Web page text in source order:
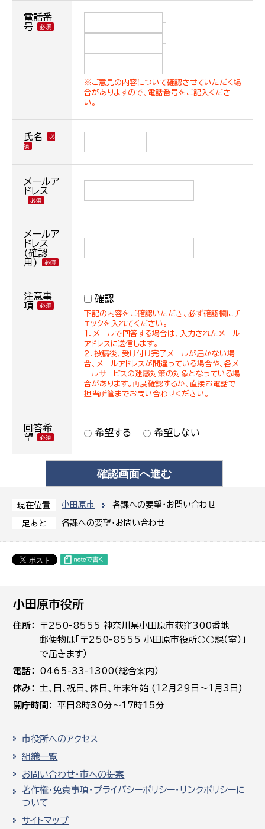
現在位置 小田原市 各課への要望・お問い合わせ
足あと 各課への要望・お問い合わせ
電話番
号
-
-
※ご意見の内容について確認させていただく場
合がありますので、電話番号をご記入くださ
い。
氏名
メールア
ドレス
メールア
ドレス
(確認
用)
注意事
項
確認
下記の内容をご確認いただき、必ず確認欄にチ
ェックを入れてください。
１．メールで回答する場合は、入力されたメール
アドレスに送信します。
２．投稿後、受け付け完了メールが届かない場
合、メールアドレスが間違っている場合や、各メ
ールサービスの迷惑対策の対象となっている場
合があります。再度確認するか、直接お電話で
担当所管までお問い合わせください。
回答希
望
希望する 希望しない
小田原市役所
住所
〒250-8555 神奈川県小田原市荻窪300番地
郵便物は「〒250-8555 小田原市役所○○課（室）」
で届きます）
電話
0465-33-1300（総合案内）
休み
土､日､祝日、休日、年末年始 (12月29日～1月3日)
開庁時間
平日8時30分～17時15分
市役所へのアクセス
組織一覧
お問い合わせ・市への提案
著作権・免責事項・プライバシーポリシー・リンクポリシーに
ついて
サイトマップ